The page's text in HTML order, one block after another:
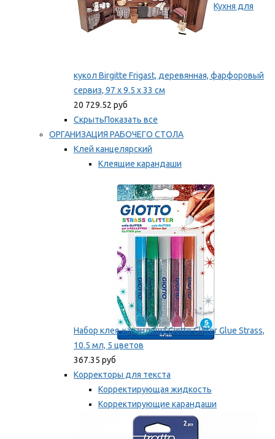
Кухня для
кукол Birgitte Frigast, деревянная, фарфоровый
сервиз, 97 x 9.5 x 33 см
20 729.52 руб
СкрытьПоказать все
ОРГАНИЗАЦИЯ РАБОЧЕГО СТОЛА
Клей канцелярский
Клеящие карандаши
Мы рекомендуем
Набор клея-карандаша Giotto Glitter Glue Strass,
10.5 мл, 5 цветов
367.35 руб
Корректоры для текста
Корректирующая жидкость
Корректирующие карандаши
Корректирующие ленты
Мы рекомендуем